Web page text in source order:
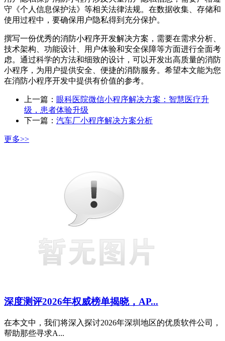
守《个人信息保护法》等相关法律法规。在数据收集、存储和
使用过程中，要确保用户隐私得到充分保护。
撰写一份优秀的消防小程序开发解决方案，需要在需求分析、
技术架构、功能设计、用户体验和安全保障等方面进行全面考
虑。通过科学的方法和细致的设计，可以开发出高质量的消防
小程序，为用户提供安全、便捷的消防服务。希望本文能为您
在消防小程序开发中提供有价值的参考。
上一篇： 眼科医院微信小程序解决方案：智慧医疗升
级，患者体验升级
下一篇： 汽车厂小程序解决方案分析
更多>>
深度测评2026年权威榜单揭晓，AP...
在本文中，我们将深入探讨2026年深圳地区的优质软件公司，
帮助那些寻求A...